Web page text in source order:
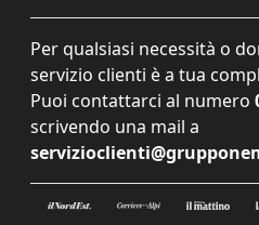
Per qualsiasi necessità o
servizio clienti è a tua
Puoi contattarci al numero
scrivendo una mail a